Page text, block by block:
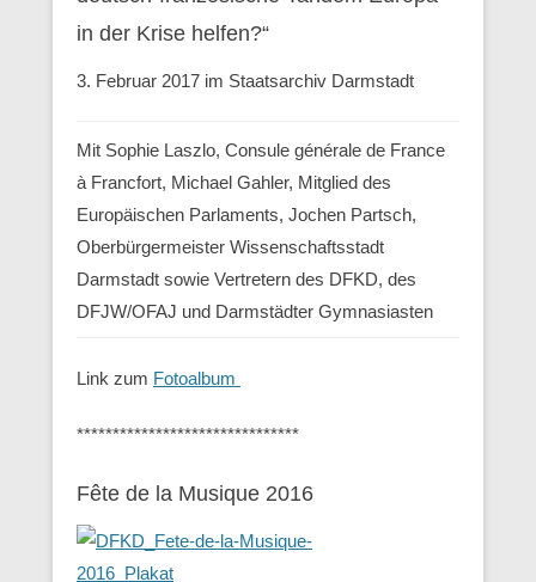
in der Krise helfen?“
3. Februar 2017 im Staatsarchiv Darmstadt
Mit Sophie Laszlo, Consule générale de France
à Francfort, Michael Gahler, Mitglied des
Europäischen Parlaments, Jochen Partsch,
Oberbürgermeister Wissenschaftsstadt
Darmstadt sowie Vertretern des DFKD, des
DFJW/OFAJ und Darmstädter Gymnasiasten
Link zum Fotoalbum
*******************************
Fête de la Musique 2016